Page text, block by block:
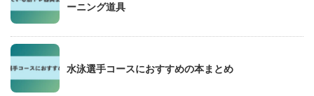
ーニング道具
水泳選手コースにおすすめの本まとめ